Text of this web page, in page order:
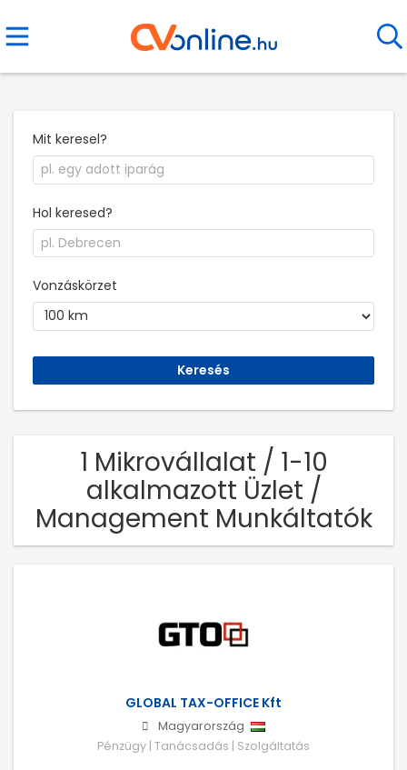
Mit keresel?
Hol keresed?
Vonzáskörzet
1 Mikrovállalat / 1-10
alkalmazott Üzlet /
Management Munkáltatók
GLOBAL TAX-OFFICE Kft
Magyarország
Pénzügy | Tanácsadás | Szolgáltatás